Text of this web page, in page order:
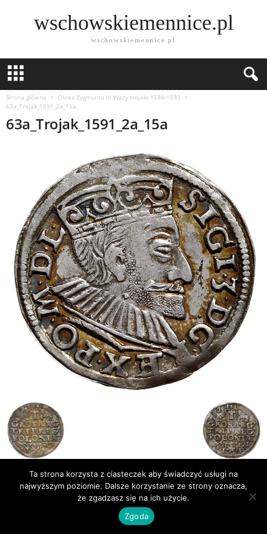
wschowskiemennice.pl
wschowskiemennice.pl
Strona główna
Okres Zygmunta lll Wazy trojaki 1588-1593
63a_Trojak_1591_2a_15a
63a_Trojak_1591_2a_15a
Publikacje
Bibliografia
© Newsmag WordPress Theme by TagDiv
Ta strona korzysta z ciasteczek aby świadczyć usługi na
najwyższym poziomie. Dalsze korzystanie ze strony oznacza,
że zgadzasz się na ich użycie.
Zgoda